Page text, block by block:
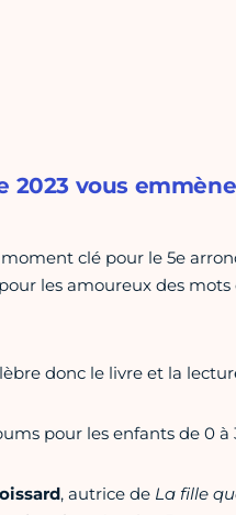
2023 vous
clé pour le 5e
les amoureux des
donc le livre et la
pour les enfants de 0 à
, autrice de La fille